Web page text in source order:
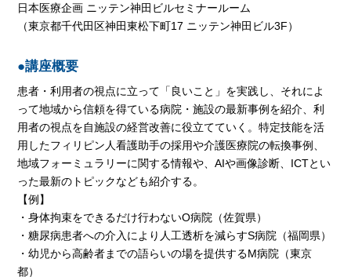
日本医療企画 ニッテン神田ビルセミナールーム
（東京都千代田区神田東松下町17 ニッテン神田ビル3F）
●講座概要
患者・利用者の視点に立って「良いこと」を実践し、それによ
って地域から信頼を得ている病院・施設の最新事例を紹介、利
用者の視点を自施設の経営改善に役立てていく。特定技能を活
用したフィリピン人看護助手の採用や介護医療院の転換事例、
地域フォーミュラリーに関する情報や、AIや画像診断、ICTとい
った最新のトピックなども紹介する。
【例】
・身体拘束をできるだけ行わないO病院（佐賀県）
・糖尿病患者への介入により人工透析を減らすS病院（福岡県）
・幼児から高齢者までの語らいの場を提供するM病院（東京
都）